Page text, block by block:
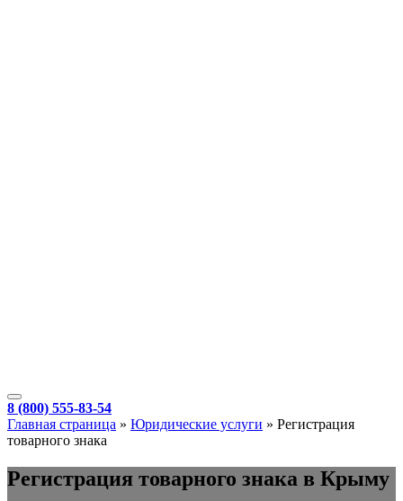
8 (800) 555-83-54
Главная страница » Юридические услуги » Регистрация
товарного знака
Регистрация товарного знака в Крыму